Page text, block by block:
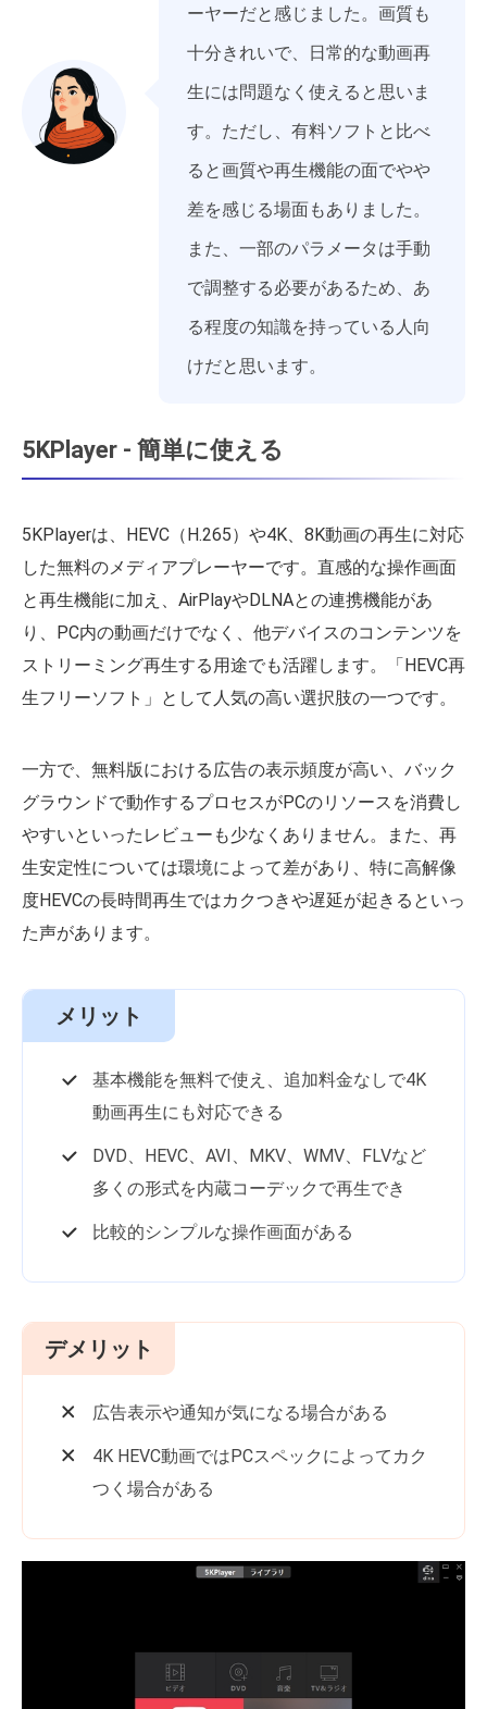
ーヤーだと感じました。画質も
十分きれいで、日常的な動画再
生には問題なく使えると思いま
す。ただし、有料ソフトと比べ
ると画質や再生機能の面でやや
差を感じる場面もありました。
また、一部のパラメータは手動
で調整する必要があるため、あ
る程度の知識を持っている人向
けだと思います。
5KPlayer - 簡単に使える
5KPlayerは、HEVC（H.265）や4K、8K動画の再生に対応
した無料のメディアプレーヤーです。直感的な操作画面
と再生機能に加え、AirPlayやDLNAとの連携機能があ
り、PC内の動画だけでなく、他デバイスのコンテンツを
ストリーミング再生する用途でも活躍します。「HEVC再
生フリーソフト」として人気の高い選択肢の一つです。
一方で、無料版における広告の表示頻度が高い、バック
グラウンドで動作するプロセスがPCのリソースを消費し
やすいといったレビューも少なくありません。また、再
生安定性については環境によって差があり、特に高解像
度HEVCの長時間再生ではカクつきや遅延が起きるといっ
た声があります。
メリット
基本機能を無料で使え、追加料金なしで4K
動画再生にも対応できる
DVD、HEVC、AVI、MKV、WMV、FLVなど
多くの形式を内蔵コーデックで再生でき
比較的シンプルな操作画面がある
デメリット
広告表示や通知が気になる場合がある
4K HEVC動画ではPCスペックによってカク
つく場合がある